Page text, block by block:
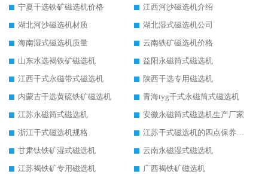
宁夏干选铁矿磁选机价格
江西河沙磁选机介绍
湖北河沙磁选机材质
湖北湿式磁选机公司
海南湿式磁选机质量
云南铁矿磁选机价格
山东水选褐铁矿磁选机
益阳永磁筒式磁选机
江西干式永磁带式磁选机
陕西干选专用磁选机
内蒙古干选黄硫铁矿磁选机
青海tyg干式永磁筒式磁选机
江苏永磁筒式磁选机
安徽永磁筒式磁选机生产厂家
浙江干式磁选机规格
江苏干式磁选机的四点保养秘籍
甘肃钛铁矿湿式磁选机
云南永磁湿式磁选机
江苏褐铁矿专用磁选机
广西褐铁矿磁选机